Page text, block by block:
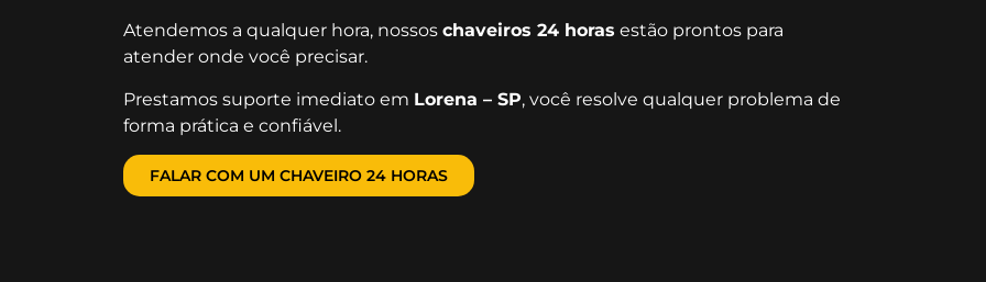
Atendemos a qualquer hora, nossos chaveiros 24 horas estão prontos para
atender onde você precisar.
Prestamos suporte imediato em Lorena – SP, você resolve qualquer problema de
forma prática e confiável.
FALAR COM UM CHAVEIRO 24 HORAS